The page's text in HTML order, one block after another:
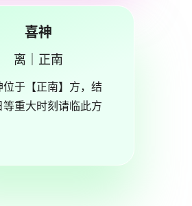
喜神
离｜正南
位于【正南】方，结
等重大时刻请临此方